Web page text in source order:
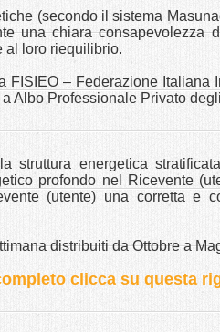
(secondo il sistema
una chiara consapevolezza
al loro riequilibrio.
FISIEO – Federazione Italiana
Albo Professionale Privato
struttura energetica
profondo nel Ricevente
(utente) una corretta e
distribuiti da Ottobre a
clicca su questa